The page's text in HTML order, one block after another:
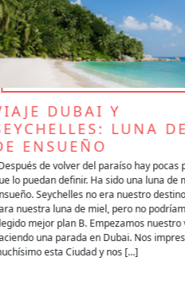
DUBAI Y
LUNA
ENSUEÑO
de volver del paraíso hay pocas
lo puedan definir. Ha sido una luna de
Seychelles no era nuestro
nuestra luna de miel, pero no
mejor plan B. Empezamos nuestro
una parada en Dubai. Nos
esta Ciudad y nos […]